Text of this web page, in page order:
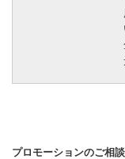
プロモーションのご相